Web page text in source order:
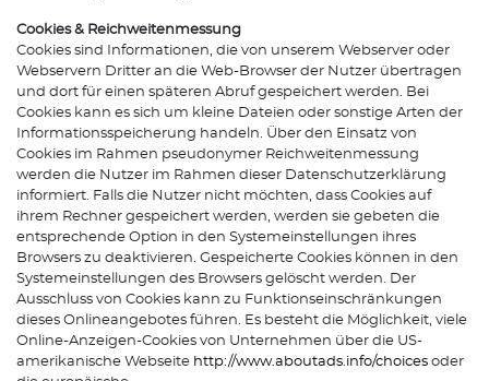
Cookies & Reichweitenmessung
Cookies sind Informationen, die von unserem Webserver oder
Webservern Dritter an die Web-Browser der Nutzer übertragen
und dort für einen späteren Abruf gespeichert werden. Bei
Cookies kann es sich um kleine Dateien oder sonstige Arten der
Informationsspeicherung handeln. Über den Einsatz von
Cookies im Rahmen pseudonymer Reichweitenmessung
werden die Nutzer im Rahmen dieser Datenschutzerklärung
informiert. Falls die Nutzer nicht möchten, dass Cookies auf
ihrem Rechner gespeichert werden, werden sie gebeten die
entsprechende Option in den Systemeinstellungen ihres
Browsers zu deaktivieren. Gespeicherte Cookies können in den
Systemeinstellungen des Browsers gelöscht werden. Der
Ausschluss von Cookies kann zu Funktionseinschränkungen
dieses Onlineangebotes führen. Es besteht die Möglichkeit, viele
Online-Anzeigen-Cookies von Unternehmen über die US-
amerikanische Webseite http://www.aboutads.info/choices oder